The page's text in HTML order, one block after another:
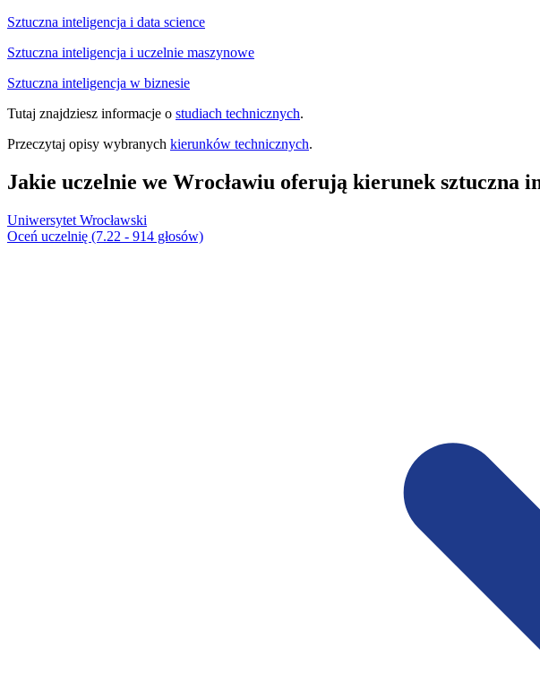
Sztuczna inteligencja i data science
Sztuczna inteligencja i uczelnie maszynowe
Sztuczna inteligencja w biznesie
Tutaj znajdziesz informacje o studiach technicznych.
Przeczytaj opisy wybranych kierunków technicznych.
Jakie uczelnie we Wrocławiu oferują kierunek sztuczna
Uniwersytet Wrocławski
Oceń uczelnię (7.22 - 914 głosów)